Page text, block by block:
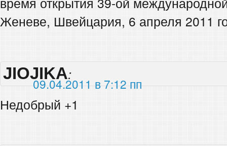
Женеве, Швейцария, 6 апреля 2011
JIOJIKA:
09.04.2011 в 7:12 пп
Недобрый +1